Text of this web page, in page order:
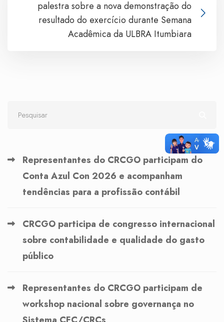
palestra sobre a nova demonstração do
resultado do exercício durante Semana
Acadêmica da ULBRA Itumbiara
Representantes do CRCGO participam do
Conta Azul Con 2026 e acompanham
tendências para a profissão contábil
CRCGO participa de congresso internacional
sobre contabilidade e qualidade do gasto
público
Representantes do CRCGO participam de
workshop nacional sobre governança no